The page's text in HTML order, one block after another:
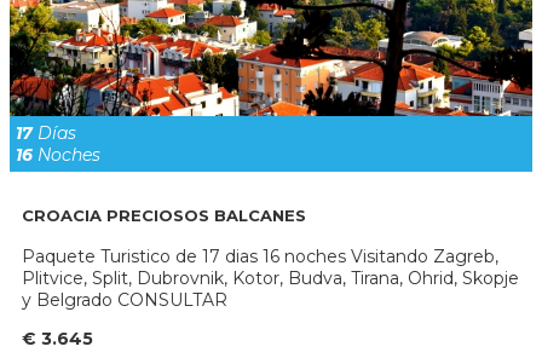
17Días
16 Noches
CROACIA PRECIOSOS BALCANES
Paquete Turistico de 17 dias 16 noches Visitando Zagreb,
Plitvice, Split, Dubrovnik, Kotor, Budva, Tirana, Ohrid, Skopje
y Belgrado CONSULTAR
€ 3.645